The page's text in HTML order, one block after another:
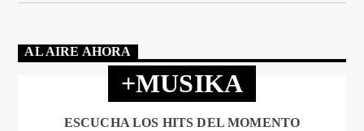
AL AIRE AHORA
+MUSIKA
ESCUCHA LOS HITS DEL MOMENTO